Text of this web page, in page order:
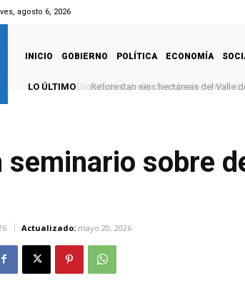
agosto 6, 2026
INICIO GOBIERNO POLÍTICA ECONOMÍA
LO ÚLTIMO Reforestan seis hectáreas del Valle
seminario sobre
Actualizado: mayo 20, 2026